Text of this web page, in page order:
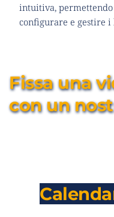
intuitiva,
configurare e gestire i
Fissa una
con un